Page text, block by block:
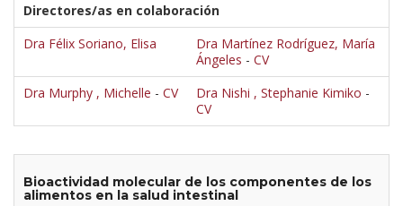
Directores/as en colaboración
Dra Félix Soriano, Elisa
Dra Martínez Rodríguez, María
Ángeles - CV
Dra Murphy , Michelle - CV Dra Nishi , Stephanie Kimiko -
CV
Bioactividad molecular de los componentes de los
alimentos en la salud intestinal